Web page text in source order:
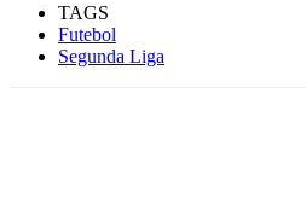
TAGS
Futebol
Segunda Liga